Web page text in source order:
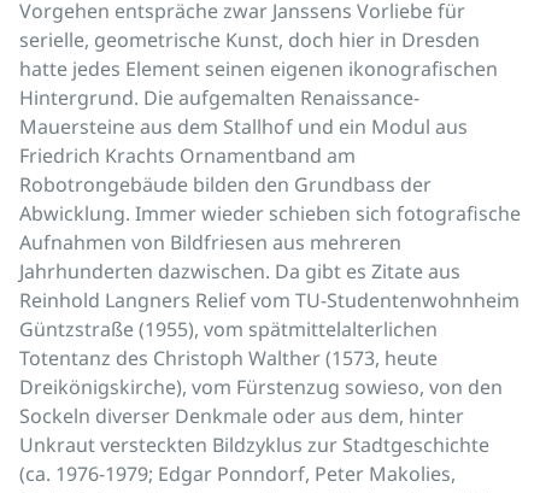
Vorgehen entspräche zwar Janssens Vorliebe für
serielle, geometrische Kunst, doch hier in Dresden
hatte jedes Element seinen eigenen ikonografischen
Hintergrund. Die aufgemalten Renaissance-
Mauersteine aus dem Stallhof und ein Modul aus
Friedrich Krachts Ornamentband am
Robotrongebäude bilden den Grundbass der
Abwicklung. Immer wieder schieben sich fotografische
Aufnahmen von Bildfriesen aus mehreren
Jahrhunderten dazwischen. Da gibt es Zitate aus
Reinhold Langners Relief vom TU-Studentenwohnheim
Güntzstraße (1955), vom spätmittelalterlichen
Totentanz des Christoph Walther (1573, heute
Dreikönigskirche), vom Fürstenzug sowieso, von den
Sockeln diverser Denkmale oder aus dem, hinter
Unkraut versteckten Bildzyklus zur Stadtgeschichte
(ca. 1976-1979; Edgar Ponndorf, Peter Makolies,